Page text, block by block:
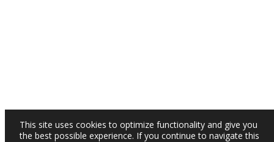
This site uses cookies to optimize functionality and give you
the best possible experience. If you continue to navigate this